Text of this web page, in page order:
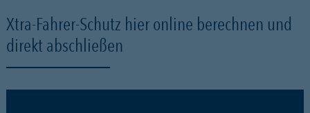
Xtra-Fahrer-Schutz hier online berechnen und
direkt abschließen